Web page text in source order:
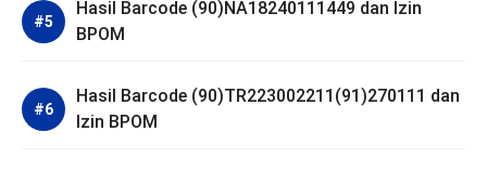
Hasil Barcode (90)NA18240111449 dan Izin
BPOM
Hasil Barcode (90)TR223002211(91)270111 dan
Izin BPOM